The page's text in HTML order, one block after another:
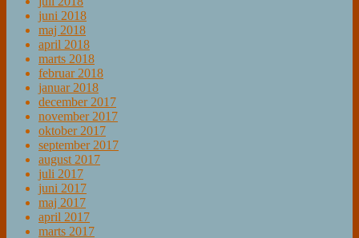
juni 2018
maj 2018
april 2018
marts 2018
februar 2018
januar 2018
december 2017
november 2017
oktober 2017
september 2017
august 2017
juli 2017
juni 2017
maj 2017
april 2017
marts 2017